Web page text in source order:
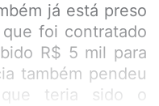
já está preso
foi contratado
R$ 5 mil para
também pendeu
teria sido o